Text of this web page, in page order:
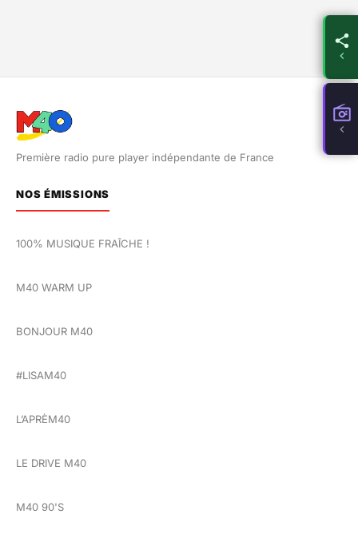
Première radio pure player indépendante de France
NOS ÉMISSIONS
100% MUSIQUE FRAÎCHE !
M40 WARM UP
BONJOUR M40
#LISAM40
L’APRÈM40
LE DRIVE M40
M40 90'S